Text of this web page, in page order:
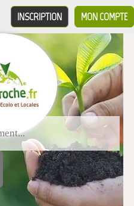
MON COMPTE
INSCRIPTION